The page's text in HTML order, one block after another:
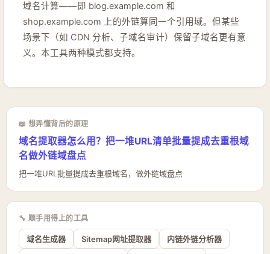
域名计算——即 blog.example.com 和
shop.example.com 上的外链算同一个引用域。但某些
场景下（如 CDN 分析、子域名审计）保留子域名更有意
义。本工具两种模式都支持。
📖 想弄懂背后的原理
域名提取器怎么用？把一堆URL清单批量提成去重根域
名做外链域盘点
把一堆URL批量提成去重根域名，做外链域盘点
🔧 顺手用得上的工具
域名生成器 Sitemap网址提取器 内链外链分析器